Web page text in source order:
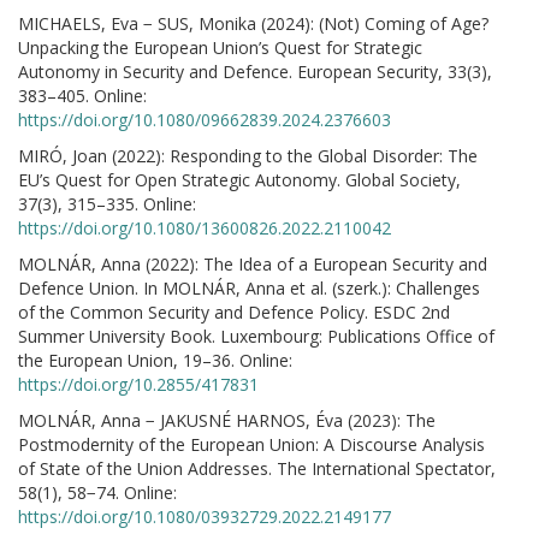
MICHAELS, Eva − SUS, Monika (2024): (Not) Coming of Age?
Unpacking the European Union’s Quest for Strategic
Autonomy in Security and Defence. European Security, 33(3),
383–405. Online:
https://doi.org/10.1080/09662839.2024.2376603
MIRÓ, Joan (2022): Responding to the Global Disorder: The
EU’s Quest for Open Strategic Autonomy. Global Society,
37(3), 315–335. Online:
https://doi.org/10.1080/13600826.2022.2110042
MOLNÁR, Anna (2022): The Idea of a European Security and
Defence Union. In MOLNÁR, Anna et al. (szerk.): Challenges
of the Common Security and Defence Policy. ESDC 2nd
Summer University Book. Luxembourg: Publications Office of
the European Union, 19–36. Online:
https://doi.org/10.2855/417831
MOLNÁR, Anna − JAKUSNÉ HARNOS, Éva (2023): The
Postmodernity of the European Union: A Discourse Analysis
of State of the Union Addresses. The International Spectator,
58(1), 58−74. Online:
https://doi.org/10.1080/03932729.2022.2149177